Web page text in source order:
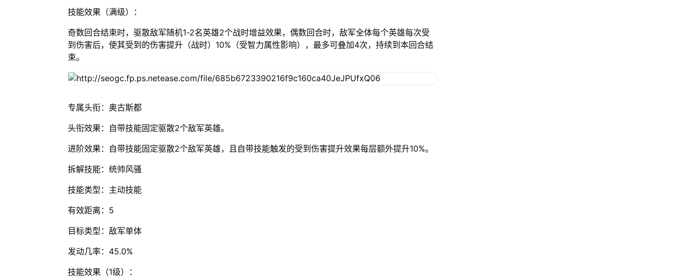
技能效果（满级）：
奇数回合结束时，驱散敌军随机1-2名英雄2个战时增益效果，偶数回合时，敌军全体每个英雄每次受
到伤害后，使其受到的伤害提升（战时）10%（受智力属性影响），最多可叠加4次，持续到本回合结
束。
专属头衔：奥古斯都
头衔效果：自带技能固定驱散2个敌军英雄。
进阶效果：自带技能固定驱散2个敌军英雄，且自带技能触发的受到伤害提升效果每层额外提升10%。
拆解技能：统帅风骚
技能类型：主动技能
有效距离：5
目标类型：敌军单体
发动几率：45.0%
技能效果（1级）：